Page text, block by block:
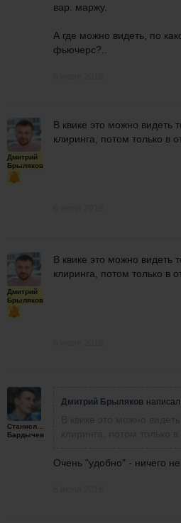
вар. маржу.
А где можно видеть, по
фьючерс?..
Дмитрий
Брыляков
В квике это можно видеть
клиринга, потом только в
Дмитрий
Брыляков
В квике это можно видеть
клиринга, потом только в
Станислав
Бардычев
Дмитрий Брыляков написал
Очень "удобно" - ничего